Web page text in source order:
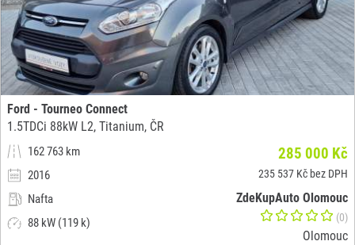
Ford - Tourneo Connect
1.5TDCi 88kW L2, Titanium, ČR
162 763 km
2016
Nafta
88 kW (119 k)
285 000 Kč
235 537 Kč bez DPH
ZdeKupAuto Olomouc
(0)
Olomouc